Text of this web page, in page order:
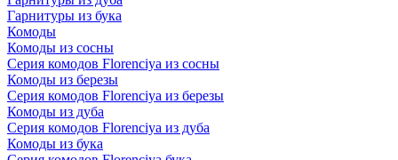
Гарнитуры из бука
Комоды
Комоды из сосны
Серия комодов Florenciya из сосны
Комоды из березы
Серия комодов Florenciya из березы
Комоды из дуба
Серия комодов Florenciya из дуба
Комоды из бука